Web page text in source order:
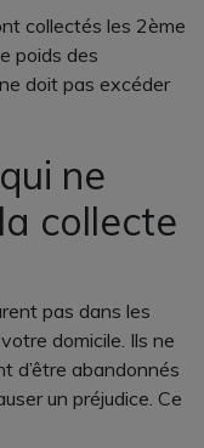
collectés les 2ème
poids des
doit pas excéder
ne
collecte
pas dans les
domicile. Ils ne
d’être abandonnés
un préjudice. Ce